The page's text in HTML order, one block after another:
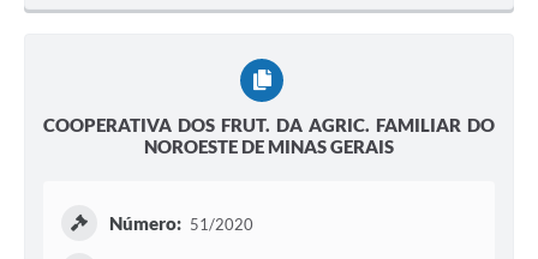
COOPERATIVA DOS FRUT. DA AGRIC. FAMILIAR DO
NOROESTE DE MINAS GERAIS
Número: 51/2020